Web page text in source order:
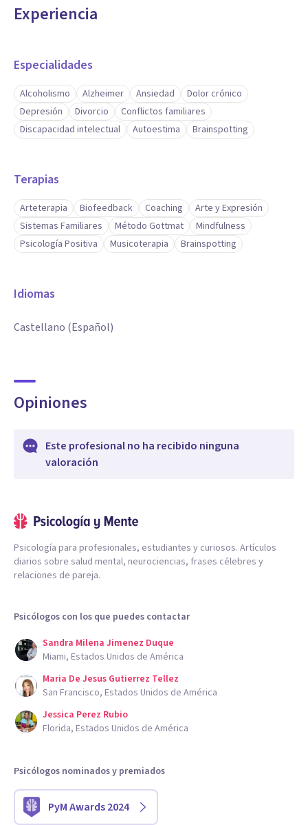
Experiencia
Especialidades
Alcoholismo Alzheimer Ansiedad
Dolor crónico
Depresión
Divorcio
Conflictos familiares
Discapacidad intelectual
Autoestima Brainspotting
Terapias
Arteterapia Biofeedback Coaching
Arte y Expresión
Sistemas Familiares
Método Gottmat
Mindfulness
Psicología Positiva
Musicoterapia Brainspotting
Idiomas
Castellano (Español)
Opiniones
Este profesional no ha recibido ninguna
valoración
Psicología para profesionales, estudiantes y curiosos. Artículos
diarios sobre salud mental, neurociencias, frases célebres y
relaciones de pareja.
Psicólogos con los que puedes contactar
Sandra Milena Jimenez Duque
Miami, Estados Unidos de América
Maria De Jesus Gutierrez Tellez
San Francisco, Estados Unidos de América
Jessica Perez Rubio
Florida, Estados Unidos de América
Psicólogos nominados y premiados
PyM Awards 2024